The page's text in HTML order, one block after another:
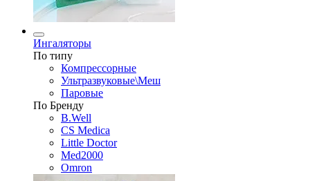
Ингаляторы
По типу
Компрессорные
Ультразвуковые\Меш
Паровые
По Бренду
B.Well
CS Medica
Little Doctor
Med2000
Omron